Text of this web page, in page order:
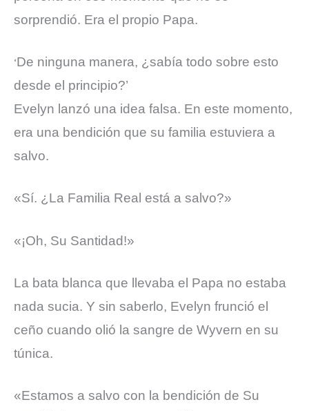
sorprendió. Era el propio Papa.
‘De ninguna manera, ¿sabía todo sobre esto
desde el principio?’
Evelyn lanzó una idea falsa. En este momento,
era una bendición que su familia estuviera a
salvo.
«Sí. ¿La Familia Real está a salvo?»
«¡Oh, Su Santidad!»
La bata blanca que llevaba el Papa no estaba
nada sucia. Y sin saberlo, Evelyn frunció el
ceño cuando olió la sangre de Wyvern en su
túnica.
«Estamos a salvo con la bendición de Su